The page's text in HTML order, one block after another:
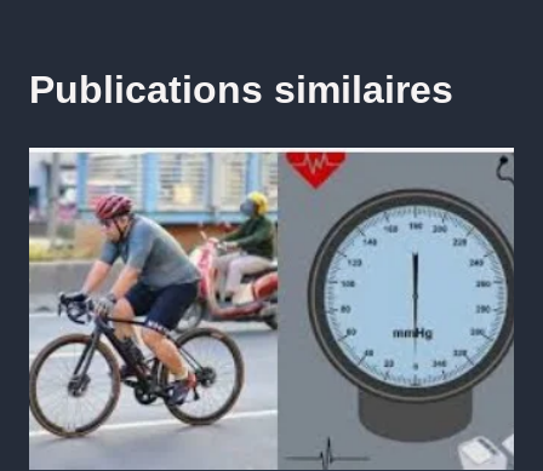
Publications similaires